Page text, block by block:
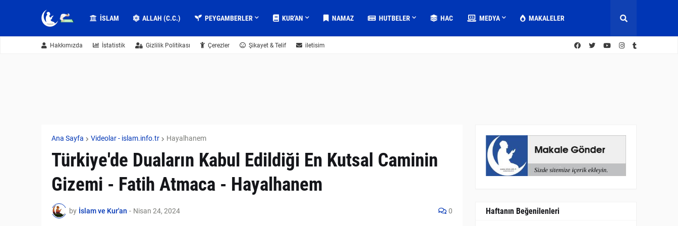
İSLAM ALLAH (C.C.) PEYGAMBERLER KUR'AN NAMAZ HUTBELER HAC MEDYA MAKALELER
Hakkımızda İstatistik Gizlilik Politikası Çerezler Şikayet & Telif iletisim
Ana Sayfa Videolar - islam.info.tr Hayalhanem
Türkiye'de Duaların Kabul Edildiği En Kutsal Caminin
Gizemi - Fatih Atmaca - Hayalhanem
by İslam ve Kur'an - Nisan 24, 2024 0 Haftanın Beğenilenleri